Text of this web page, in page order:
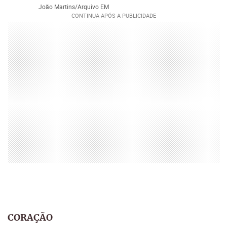
João Martins/Arquivo EM
CORAÇÃO